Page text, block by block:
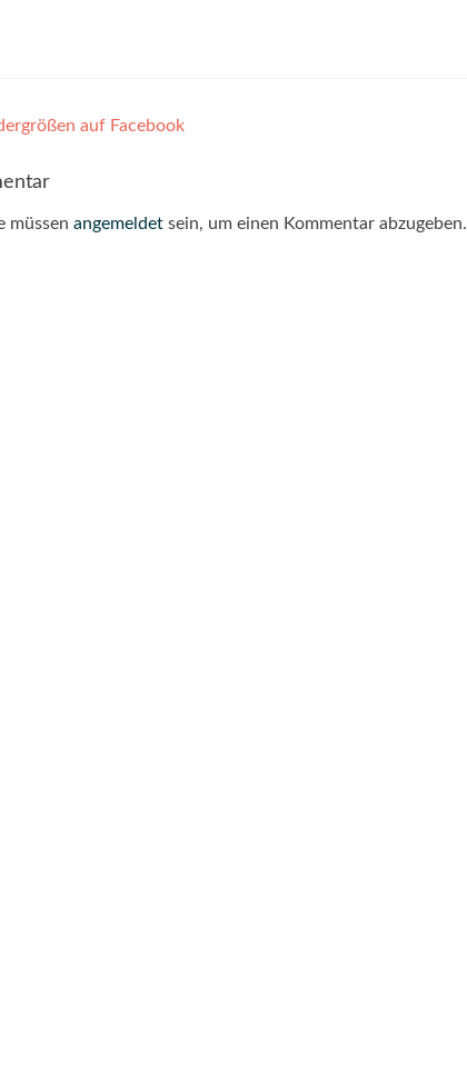
auf Facebook
müssen angemeldetsein, um einen Kommentar abzugeben.